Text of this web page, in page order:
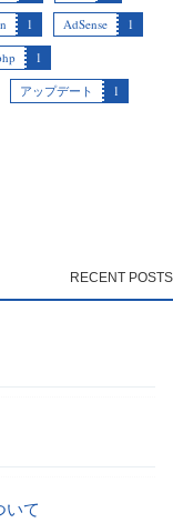
1 AdSense
1
1
アップデート
1
いて